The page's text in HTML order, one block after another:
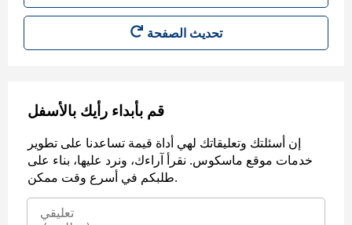
تحديث الصفحة
قم بأبداء رأيك بالأسفل
إن أسئلتك وتعليقاتك لهي أداة قيمة تساعدنا على تطوير
خدمات موقع ماسكوس. نقرأ آراءك، ونرد عليها، بناء على
طلبكم في أسرع وقت ممكن.